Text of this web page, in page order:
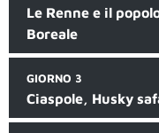
Le Renne e il
Boreale
GIORNO 3
Ciaspole, Husky